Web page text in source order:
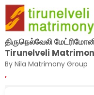
திருநெல்வேலி
Tirunelveli
By Nila Matrimony Group
,